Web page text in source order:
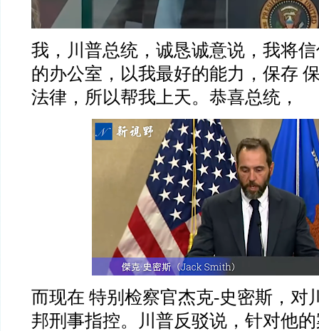
我，川普总统，诚恳诚意说，我将
的办公室，以我最好的能力，保存
法律，所以帮我上天。恭喜总统，
而现在 特别检察官杰克-史密斯，对
邦刑事指控。川普反驳说，针对他